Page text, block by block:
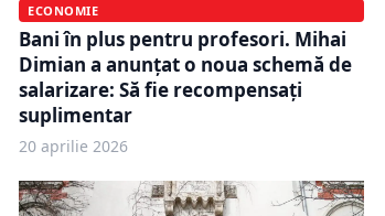
ECONOMIE
Bani în plus pentru profesori. Mihai
Dimian a anunțat o noua schemă de
salarizare: Să fie recompensați
suplimentar
20 aprilie 2026